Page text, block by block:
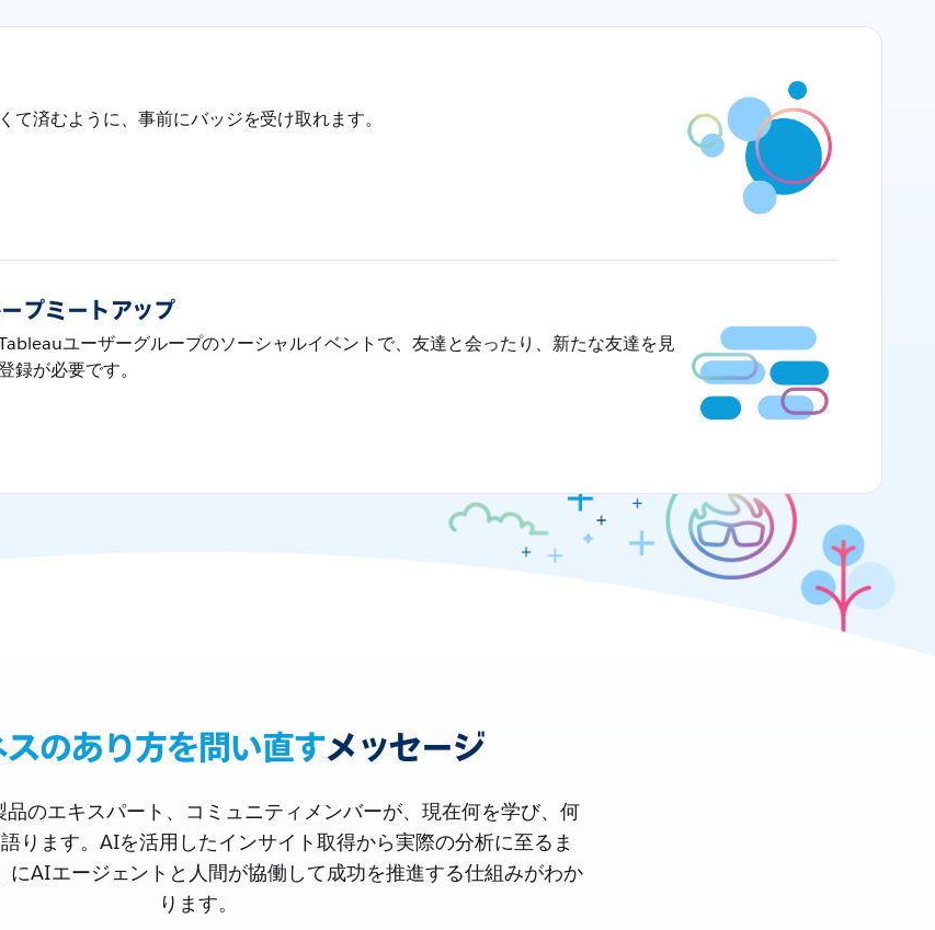
て済むように、事前にバッジを受け取れます。
プミートアップ
ユーザーグループのソーシャルイベントで、友達と会ったり、新たな友達を見
録が必要です。
スのあり方を問い直すメッセージ
のエキスパート、コミュニティメンバーが、現在何を学び、何
ります。AIを活用したインサイト取得から実際の分析に至るま
にAIエージェントと人間が協働して成功を推進する仕組みがわか
ります。